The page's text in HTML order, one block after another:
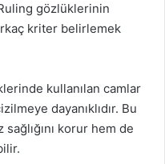
gözlüklerinin
kriter belirlemek
kullanılan camlar
dayanıklıdır. Bu
korur hem de